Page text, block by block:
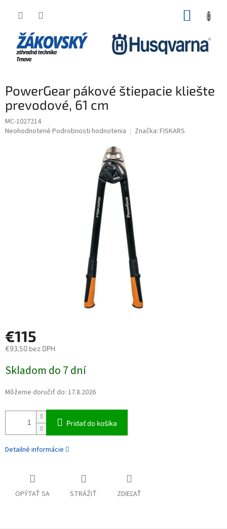
PowerGear pákové štiepacie kliešte
prevodové, 61 cm
MC-1027214
Priemerné hodnotenie produktu je 0,0 z 5 hviezdičiek.
Neohodnotené Podrobnosti hodnotenia Značka: FISKARS
€115
€93,50 bez DPH
Skladom do 7 dní
Môžeme doručiť do: 17.8.2026
Pridať do košíka
Detailné informácie
OPÝTAŤ SA STRÁŽIŤ ZDIEĽAŤ